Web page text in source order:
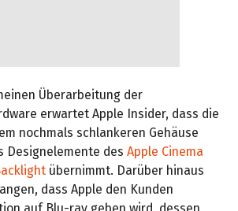
Überarbeitung der
erwartet Apple Insider, dass die
nochmals schlankeren Gehäuse
Designelemente des Apple Cinema
übernimmt. Darüber hinaus
dass Apple den Kunden